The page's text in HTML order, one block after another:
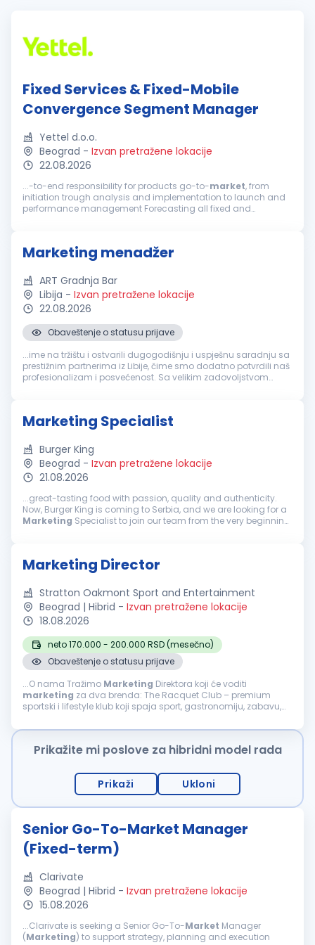
Fixed Services & Fixed-Mobile
Convergence Segment Manager
Yettel d.o.o.
Beograd - Izvan pretražene lokacije
22.08.2026
...-to-end responsibility for products go-to-market, from
initiation trough analysis and implementation to launch and
performance management Forecasting all fixed and
Marketing menadžer
ART Gradnja Bar
Libija - Izvan pretražene lokacije
22.08.2026
Obaveštenje o statusu prijave
...ime na tržištu i ostvarili dugogodišnju i uspješnu saradnju sa
prestižnim partnerima iz Libije, čime smo dodatno potvrdili naš
profesionalizam i posvećenost. Sa velikim zadovoljstvom
Marketing Specialist
Burger King
Beograd - Izvan pretražene lokacije
21.08.2026
...great-tasting food with passion, quality and authenticity.
Now, Burger King is coming to Serbia, and we are looking for a
Marketing Specialist to join our team from the very beginning.
Marketing Director
Stratton Oakmont Sport and Entertainment
Beograd | Hibrid - Izvan pretražene lokacije
18.08.2026
neto 170.000 - 200.000 RSD (mesečno)
Obaveštenje o statusu prijave
...O nama Tražimo Marketing Direktora koji će voditi
marketing za dva brenda: The Racquet Club – premium
sportski i lifestyle klub koji spaja sport, gastronomiju, zabavu,
jedan...
Prikažite mi poslove za hibridni model rada
Prikaži Ukloni
Senior Go-To-Market Manager
(Fixed-term)
Clarivate
Beograd | Hibrid - Izvan pretražene lokacije
15.08.2026
...Clarivate is seeking a Senior Go-To-Market Manager
(Marketing) to support strategy, planning and execution